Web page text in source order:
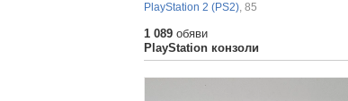
PlayStation 2 (PS2), 85
1 089 обяви
PlayStation конзоли